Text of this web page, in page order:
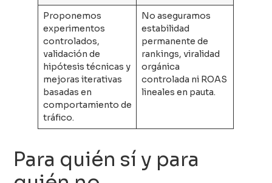
Proponemos
experimentos
controlados,
validación de
hipótesis técnicas y
mejoras iterativas
basadas en
comportamiento de
tráfico.
No aseguramos
estabilidad
permanente de
rankings, viralidad
orgánica
controlada ni ROAS
lineales en pauta.
Para quién sí y para